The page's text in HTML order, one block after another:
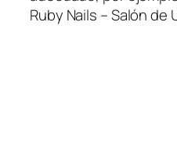
Ruby Nails – Salón de